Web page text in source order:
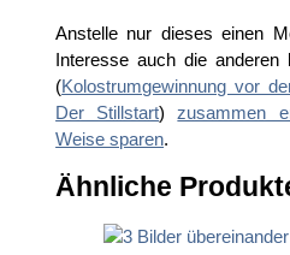
Anstelle nur dieses einen
Interesse auch die anderen
(Kolostrumgewinnung vor
Der Stillstart)zusammen
Weise sparen.
Ähnliche